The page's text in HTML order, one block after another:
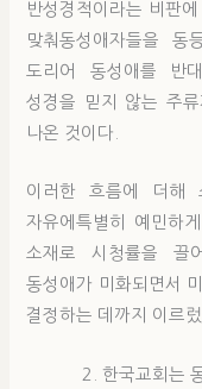
반성경적이라는 비판
맞춰동성애자들을
도리어 동성애를 반
성경을 믿지 않는 주류
나온 것이다.
이러한 흐름에 더해
자유에특별히 예민하
소재로 시청률을 끌
동성애가 미화되면서
결정하는 데까지 이르렀
2. 한국교회는